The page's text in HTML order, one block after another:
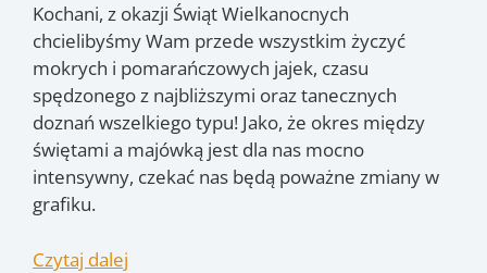
Kochani, z okazji Świąt Wielkanocnych
chcielibyśmy Wam przede wszystkim życzyć
mokrych i pomarańczowych jajek, czasu
spędzonego z najbliższymi oraz tanecznych
doznań wszelkiego typu! Jako, że okres między
świętami a majówką jest dla nas mocno
intensywny, czekać nas będą poważne zmiany w
grafiku.
Czytaj dalej